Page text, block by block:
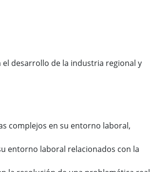
desarrollo de la industria regional y
complejos en su entorno laboral,
entorno laboral relacionados con la